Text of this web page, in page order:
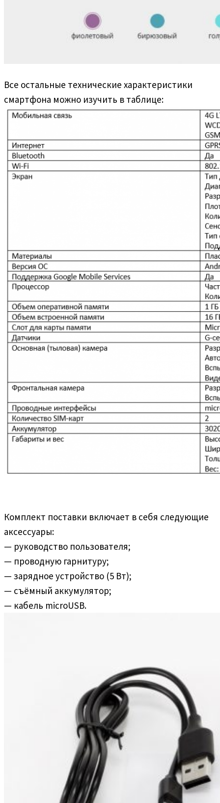
Все остальные технические характеристики
смартфона можно изучить в таблице:
Комплект поставки включает в себя следующие
аксессуары:
— руководство пользователя;
— проводную гарнитуру;
— зарядное устройство (5 Вт);
— съёмный аккумулятор;
— кабель microUSB.